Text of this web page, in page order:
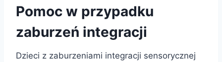
Pomoc w przypadku
zaburzeń integracji
Dzieci z zaburzeniami integracji sensorycznej